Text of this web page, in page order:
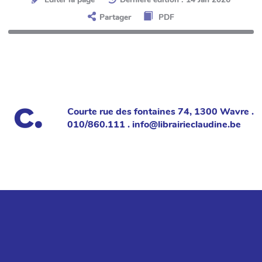
Partager
PDF
Courte rue des fontaines 74, 1300 Wavre .
010/860.111 . info@librairieclaudine.be